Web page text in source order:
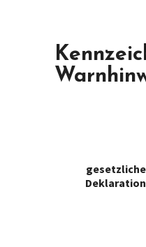
gesetzliche
Deklaration